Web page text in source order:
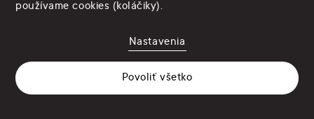
používame cookies (koláčiky).
Povoliť všetko
Nastavenia